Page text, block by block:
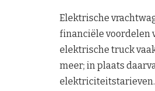
Elektrische
financiële voordelen
elektrische truck
meer; in plaats
elektriciteitstarieven.